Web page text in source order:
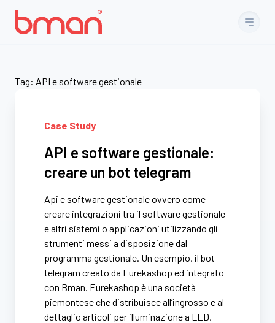
Tag: API e software gestionale
Case Study
API e software gestionale:
creare un bot telegram
Api e software gestionale ovvero come
creare integrazioni tra il software gestionale
e altri sistemi o applicazioni utilizzando gli
strumenti messi a disposizione dal
programma gestionale. Un esempio, il bot
telegram creato da Eurekashop ed integrato
con Bman. Eurekashop è una società
piemontese che distribuisce all’ingrosso e al
dettaglio articoli per illuminazione a LED,